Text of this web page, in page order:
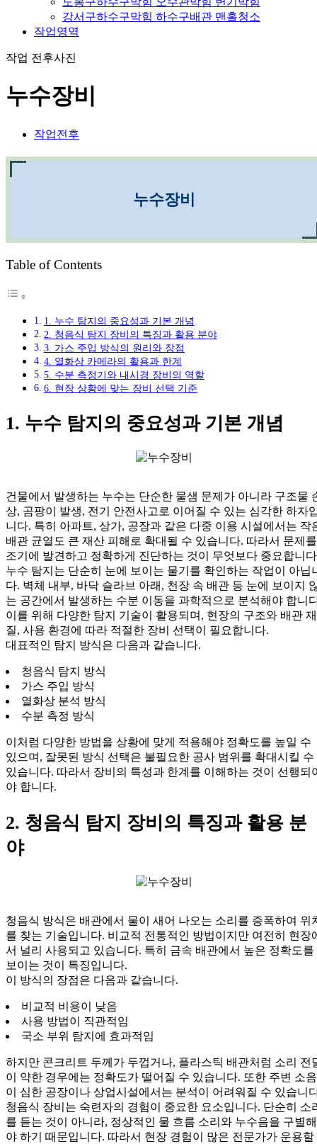
강서구하수구막힘 하수구배관 맨홀청소
작업영역
작업 전후사진
누수장비
작업전후
누수장비
Table of Contents
1. 누수 탐지의 중요성과 기본 개념
2. 청음식 탐지 장비의 특징과 활용 분야
3. 가스 주입 방식의 원리와 장점
4. 열화상 카메라의 활용과 한계
5. 수분 측정기와 내시경 장비의 역할
6. 현장 상황에 맞는 장비 선택 기준
1. 누수 탐지의 중요성과 기본 개념
건물에서 발생하는 누수는 단순한 물샘 문제가 아니라 구조물
상, 곰팡이 발생, 전기 안전사고로 이어질 수 있는 심각한 하자
니다. 특히 아파트, 상가, 공장과 같은 다중 이용 시설에서는 작
배관 균열도 큰 재산 피해로 확대될 수 있습니다. 따라서 문제를
조기에 발견하고 정확하게 진단하는 것이 무엇보다 중요합니
누수 탐지는 단순히 눈에 보이는 물기를 확인하는 작업이 아닙
다. 벽체 내부, 바닥 슬라브 아래, 천장 속 배관 등 눈에 보이지
는 공간에서 발생하는 수분 이동을 과학적으로 분석해야 합니
이를 위해 다양한 탐지 기술이 활용되며, 현장의 구조와 배관 재
질, 사용 환경에 따라 적절한 장비 선택이 필요합니다.
대표적인 탐지 방식은 다음과 같습니다.
청음식 탐지 방식
가스 주입 방식
열화상 분석 방식
수분 측정 방식
이처럼 다양한 방법을 상황에 맞게 적용해야 정확도를 높일 수
있으며, 잘못된 방식 선택은 불필요한 공사 범위를 확대시킬 수
있습니다. 따라서 장비의 특성과 한계를 이해하는 것이 선행되
야 합니다.
2. 청음식 탐지 장비의 특징과 활용 분
야
청음식 방식은 배관에서 물이 새어 나오는 소리를 증폭하여 위
를 찾는 기술입니다. 비교적 전통적인 방법이지만 여전히 현장
서 널리 사용되고 있습니다. 특히 금속 배관에서 높은 정확도를
보이는 것이 특징입니다.
이 방식의 장점은 다음과 같습니다.
비교적 비용이 낮음
사용 방법이 직관적임
국소 부위 탐지에 효과적임
하지만 콘크리트 두께가 두껍거나, 플라스틱 배관처럼 소리 전
이 약한 경우에는 정확도가 떨어질 수 있습니다. 또한 주변 소음
이 심한 공장이나 상업시설에서는 분석이 어려워질 수 있습니
청음식 장비는 숙련자의 경험이 중요한 요소입니다. 단순히 소
를 듣는 것이 아니라, 정상적인 물 흐름 소리와 누수음을 구별해
야 하기 때문입니다. 따라서 현장 경험이 많은 전문가가 운용할